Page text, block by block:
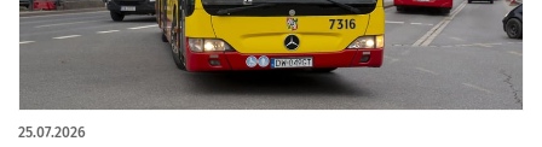
25.07.2026